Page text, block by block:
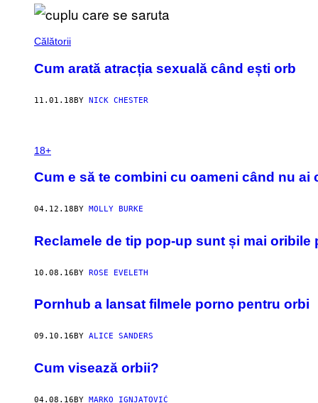
Călătorii
Cum arată atracția sexuală când ești orb
11.01.18BY NICK CHESTER
18+
Cum e să te combini cu oameni când nu ai
04.12.18 BY MOLLY BURKE
Reclamele de tip pop-up sunt și mai oribile
10.08.16BY ROSE EVELETH
Pornhub a lansat filmele porno pentru orbi
09.10.16 BY ALICE SANDERS
Cum visează orbii?
04.08.16BY MARKO IGNJATOVIĆ